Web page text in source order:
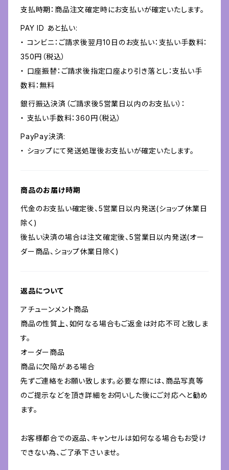
支払時期：商品注文確定時にお支払いが確定いたします。
PAY ID あと払い:
・ コンビニ：ご請求後翌月10日のお支払い：支払い手数料：
350円（税込）
・ 口座振替：ご請求後指定口座より引き落とし：支払い手
数料：無料
銀行振込決済（ご請求後5営業日以内のお支払い）：
・ 支払い手数料：360円（税込）
PayPay決済:
・ ショップにて発送処理後お支払いが確定いたします。
商品のお届け時期
代金のお支払い確定後、5営業日以内発送(ショップ休業日
除く)
後払い決済の場合は注文確定後、5営業日以内発送(オー
ダー商品、ショップ休業日除く)
返品について
アチューンメント商品
商品の性質上、如何なる場合もご返金は対応不可と致しま
す。
オーダー商品
商品に欠陥がある場合
先ずご連絡をお願い致します。必要な際には、商品写真等
のご提示などを頂き詳細をお伺いした後にご対応へと勧め
ます。
お客様都合での返品、キャンセルは如何なる場合もお受け
できない為、ご了承下さいませ。